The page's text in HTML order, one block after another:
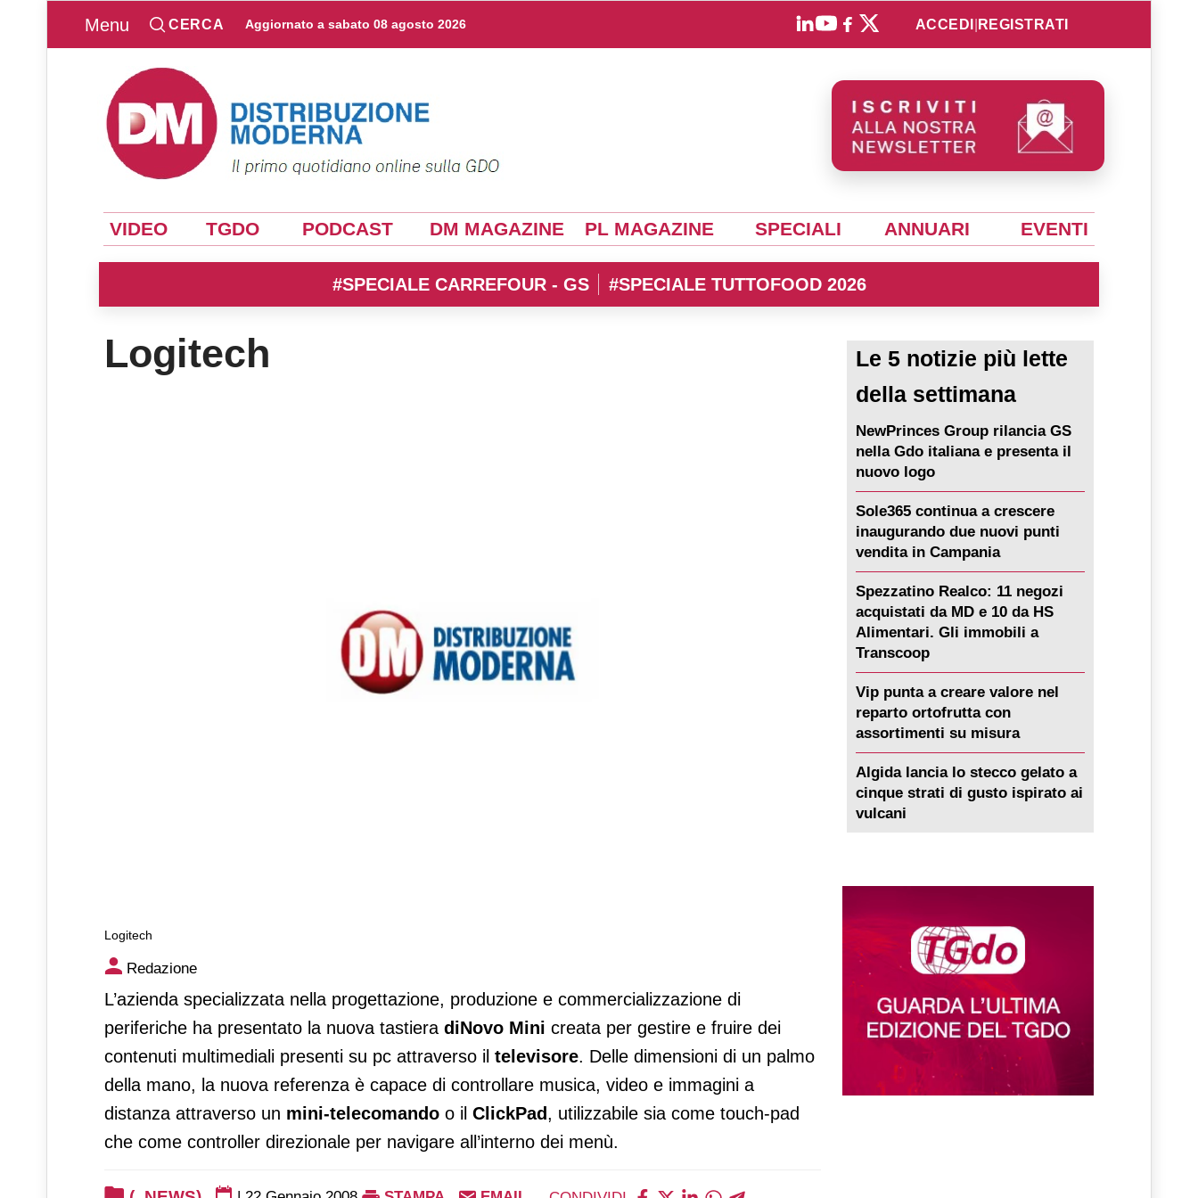
Menu CERCA Aggiornato a sabato 08 agosto 2026 ACCEDI REGISTRATI
VIDEO TGDO PODCAST DM MAGAZINE PL MAGAZINE SPECIALI ANNUARI EVENTI
#SPECIALE CARREFOUR - GS #SPECIALE TUTTOFOOD 2026
Logitech
Logitech
Logitech
Redazione
L’azienda specializzata nella progettazione, produzione e commercializzazione di
periferiche ha presentato la nuova tastiera diNovo Mini creata per gestire e fruire dei
contenuti multimediali presenti su pc attraverso il televisore. Delle dimensioni di un palmo
della mano, la nuova referenza è capace di controllare musica, video e immagini a
distanza attraverso un mini-telecomando o il ClickPad, utilizzabile sia come touch-pad
che come controller direzionale per navigare all’interno dei menù.
Le 5 notizie più lette
della settimana
NewPrinces Group rilancia GS
nella Gdo italiana e presenta il
nuovo logo
Sole365 continua a crescere
inaugurando due nuovi punti
vendita in Campania
Spezzatino Realco: 11 negozi
acquistati da MD e 10 da HS
Alimentari. Gli immobili a
Transcoop
Vip punta a creare valore nel
reparto ortofrutta con
assortimenti su misura
Algida lancia lo stecco gelato a
cinque strati di gusto ispirato ai
vulcani